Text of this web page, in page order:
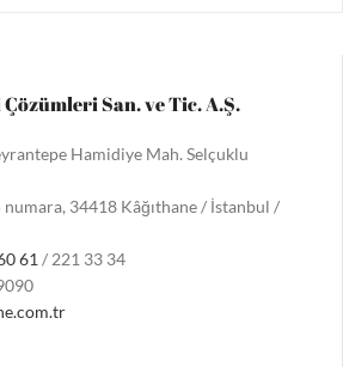
San. ve Tic. A.Ş.
Hamidiye Mah. Selçuklu
34418 Kâğıthane / İstanbul /
61 / 221 33 34